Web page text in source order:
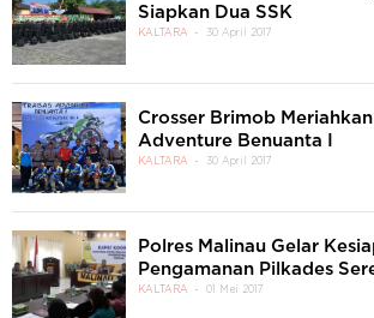
Siapkan Dua SSK
KALTARA 30 April 2017
Crosser Brimob
Adventure Benuanta I
KALTARA 30 April 2017
Polres Malinau Gelar
Pengamanan Pilkades
KALTARA 01 Mei 2017